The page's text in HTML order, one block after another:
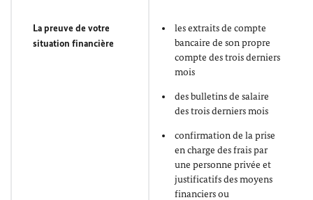
La preuve de votre
situation financière
les extraits de compte
bancaire de son propre
compte des trois derniers
mois
des bulletins de salaire
des trois derniers mois
confirmation de la prise
en charge des frais par
une personne privée et
justificatifs des moyens
financiers ou